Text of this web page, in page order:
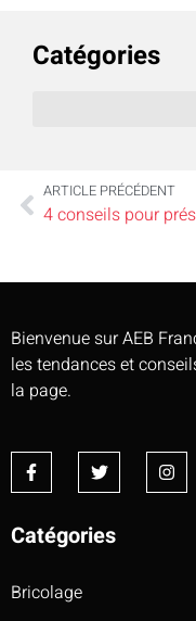
Catégories
ARTICLE PRÉCÉDENT
Bienvenue sur AEB
les tendances et
la page.
Catégories
Bricolage